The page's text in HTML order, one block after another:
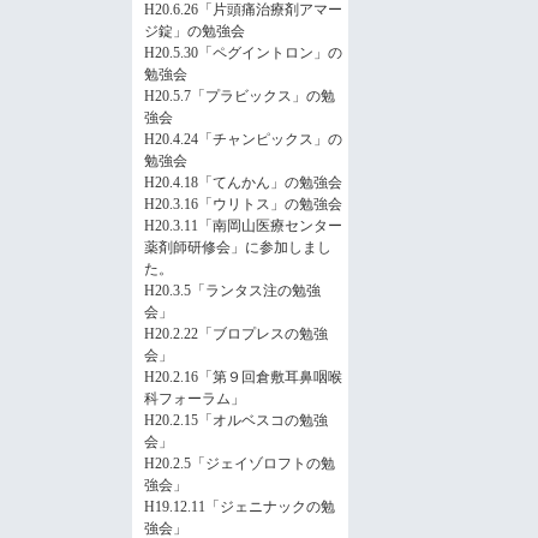
H20.6.26「片頭痛治療剤アマー
ジ錠」の勉強会
H20.5.30「ペグイントロン」の
勉強会
H20.5.7「プラビックス」の勉
強会
H20.4.24「チャンピックス」の
勉強会
H20.4.18「てんかん」の勉強会
H20.3.16「ウリトス」の勉強会
H20.3.11「南岡山医療センター
薬剤師研修会」に参加しまし
た。
H20.3.5「ランタス注の勉強
会」
H20.2.22「ブロプレスの勉強
会」
H20.2.16「第９回倉敷耳鼻咽喉
科フォーラム」
H20.2.15「オルベスコの勉強
会」
H20.2.5「ジェイゾロフトの勉
強会」
H19.12.11「ジェニナックの勉
強会」